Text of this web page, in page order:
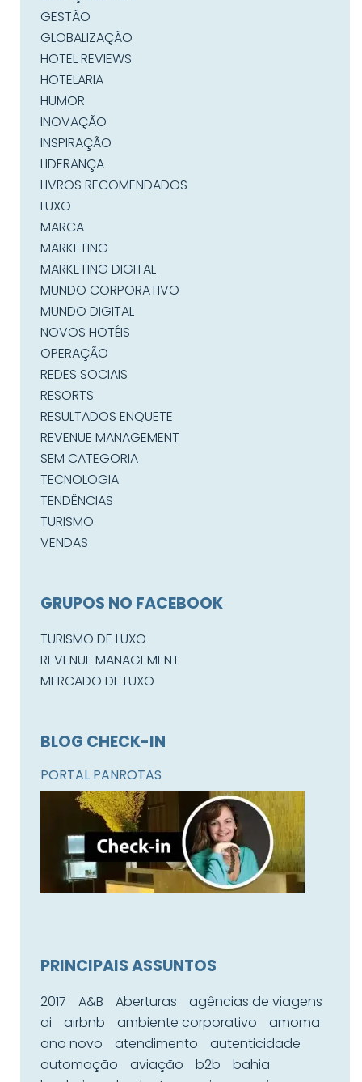
GESTÃO
GLOBALIZAÇÃO
HOTEL REVIEWS
HOTELARIA
HUMOR
INOVAÇÃO
INSPIRAÇÃO
LIDERANÇA
LIVROS RECOMENDADOS
LUXO
MARCA
MARKETING
MARKETING DIGITAL
MUNDO CORPORATIVO
MUNDO DIGITAL
NOVOS HOTÉIS
OPERAÇÃO
REDES SOCIAIS
RESORTS
RESULTADOS ENQUETE
REVENUE MANAGEMENT
SEM CATEGORIA
TECNOLOGIA
TENDÊNCIAS
TURISMO
VENDAS
GRUPOS NO FACEBOOK
TURISMO DE LUXO
REVENUE MANAGEMENT
MERCADO DE LUXO
BLOG CHECK-IN
PORTAL PANROTAS
PRINCIPAIS ASSUNTOS
2017 A&B Aberturas
agências de viagens
ai
airbnb ambiente corporativo
amoma
ano novo
atendimento
autenticidade
automação
aviação b2b
bahia